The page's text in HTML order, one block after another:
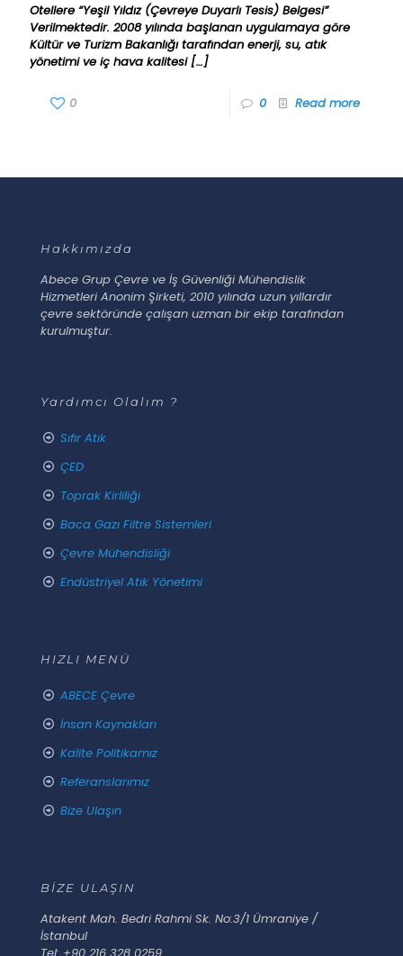
Otellere “Yeşil Yıldız (Çevreye Duyarlı Tesis) Belgesi”
Verilmektedir. 2008 yılında başlanan uygulamaya göre
Kültür ve Turizm Bakanlığı tarafından enerji, su, atık
yönetimi ve iç hava kalitesi[…]
0 0 Read more
Hakkımızda
Abece Grup Çevre ve İş Güvenliği Mühendislik
Hizmetleri Anonim Şirketi, 2010 yılında uzun yıllardır
çevre sektöründe çalışan uzman bir ekip tarafından
kurulmuştur.
Yardımcı Olalım ?
Sıfır Atık
ÇED
Toprak Kirliliği
Baca Gazı Filtre Sistemleri
Çevre Mühendisliği
Endüstriyel Atık Yönetimi
HIZLI MENÜ
ABECE Çevre
İnsan Kaynakları
Kalite Politikamız
Referanslarımız
Bize Ulaşın
BİZE ULAŞIN
Atakent Mah. Bedri Rahmi Sk. No:3/1 Ümraniye /
İstanbul